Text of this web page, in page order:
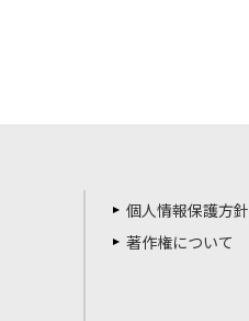
個人情報保護方針
著作権について